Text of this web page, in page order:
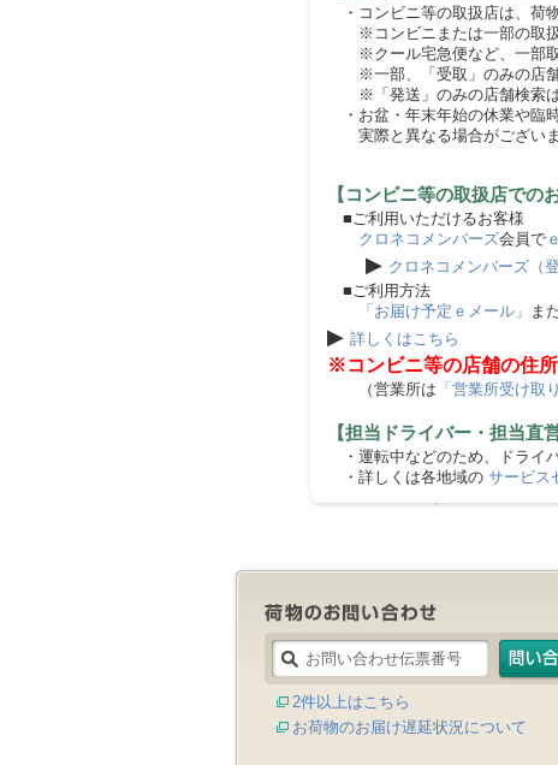
・コンビニ等の取扱店は、荷
※コンビニまたは一部の取扱
※クール宅急便など、一部取
※一部、「受取」のみの店舗
※「発送」のみの店舗検索は
・お盆・年末年始の休業や臨
実際と異なる場合がございま
【コンビニ等の取扱店で
■ご利用いただけるお客様
クロネコメンバーズ会員で
▶ クロネコメンバーズ（
■ご利用方法
「お届け予定ｅメール」 ま
▶ 詳しくはこちら
※コンビニ等の店舗の住
（営業所は 「営業所受け取
【担当ドライバー・担当直
・運転中などのため、ドライ
・詳しくは各地域の サービス
2件以上はこちら
お荷物のお届け遅延状況について